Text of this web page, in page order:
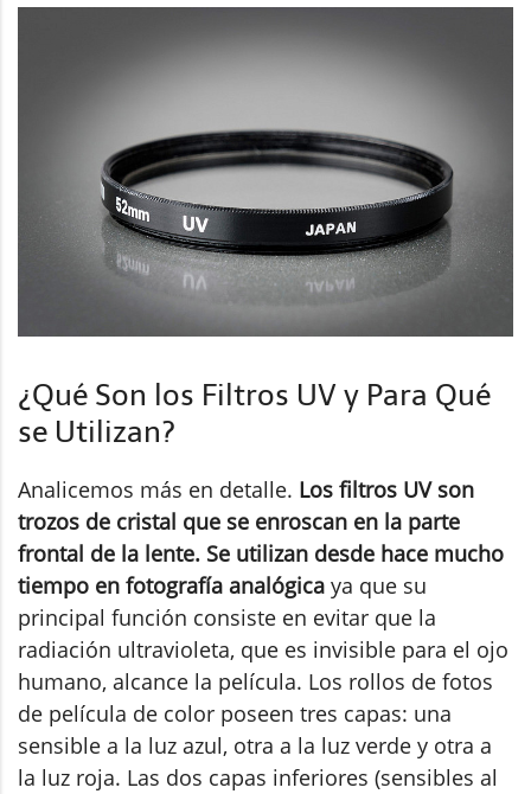
¿Qué Son los Filtros UV y Para Qué
se Utilizan?
Analicemos más en detalle. Los filtros UV son
trozos de cristal que se enroscan en la parte
frontal de la lente. Se utilizan desde hace mucho
tiempo en fotografía analógica ya que su
principal función consiste en evitar que la
radiación ultravioleta, que es invisible para el ojo
humano, alcance la película. Los rollos de fotos
de película de color poseen tres capas: una
sensible a la luz azul, otra a la luz verde y otra a
la luz roja. Las dos capas inferiores (sensibles al